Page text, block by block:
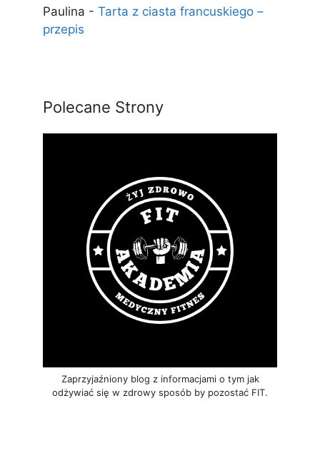
Paulina - Tarta z ciasta francuskiego –
przepis
Polecane Strony
Zaprzyjaźniony blog z informacjami o tym jak
odżywiać się w zdrowy sposób by pozostać FIT.